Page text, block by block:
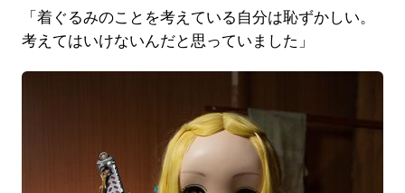
「着ぐるみのことを考えている自分は恥ずかしい。
考えてはいけないんだと思っていました」